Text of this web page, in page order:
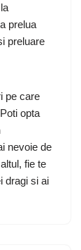
prelua
preluare
pe care
opta
nevoie de
fie te
dragi si ai